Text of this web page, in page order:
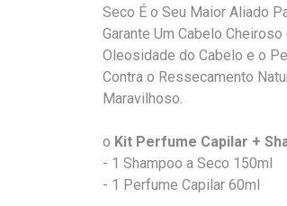
Seco É o Seu Maior Aliado
Garante Um Cabelo
Oleosidade do Cabelo e o
Contra o Ressecamento
Maravilhoso.
o Kit Perfume Capilar +
- 1 Shampoo a Seco 150ml
- 1 Perfume Capilar 60ml